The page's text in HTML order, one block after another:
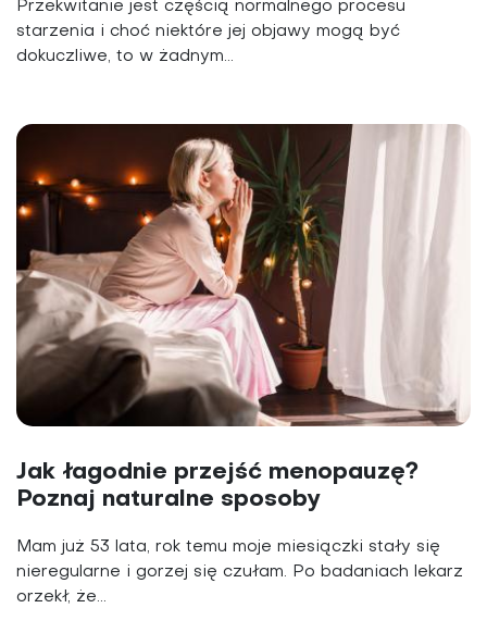
Przekwitanie jest częścią normalnego procesu
starzenia i choć niektóre jej objawy mogą być
dokuczliwe, to w żad­nym...
Jak łagodnie przejść menopauzę?
Poznaj naturalne sposoby
Mam już 53 lata, rok temu moje miesiączki stały się
nieregularne i gorzej się czułam. Po badaniach lekarz
orzekł, że...